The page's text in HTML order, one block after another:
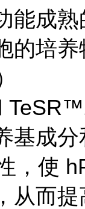
能成
的培
基成
，使
从而